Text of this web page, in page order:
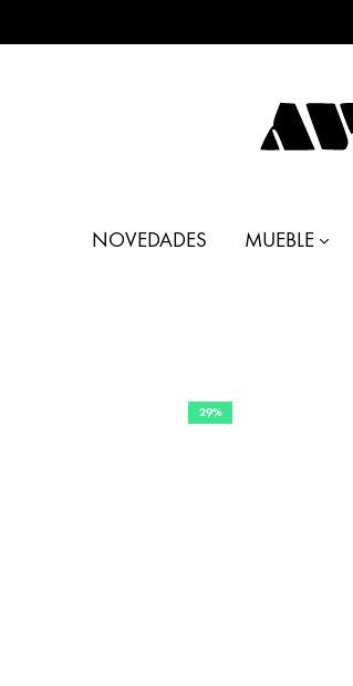
Decoración
NOVEDADES MUEBLE
29%